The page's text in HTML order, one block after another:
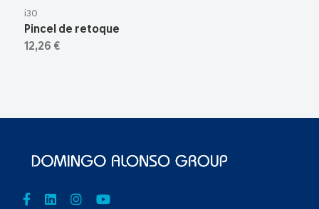
i30
Pincel de retoque
12,26 €